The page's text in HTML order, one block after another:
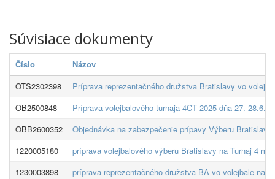
Súvisiace dokumenty
Číslo
Názov
OTS2302398
Príprava reprezentačného družstva Bratislavy vo
OB2500848
Príprava volejbalového turnaja 4CT 2025 dňa 27.-
OBB2600352
Objednávka na zabezpečenie prípavy Výberu
1220005180
príprava volejbalového výberu Bratislavy na Turnaj 4
1230003898
príprava reprezentačného družstva BA vo volejbale na